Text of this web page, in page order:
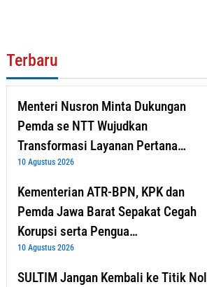
Terbaru
Menteri Nusron Minta Dukungan
Pemda se NTT Wujudkan
Transformasi Layanan Pertana…
10 Agustus 2026
Kementerian ATR-BPN, KPK dan
Pemda Jawa Barat Sepakat Cegah
Korupsi serta Pengua…
10 Agustus 2026
SULTIM Jangan Kembali ke Titik Nol